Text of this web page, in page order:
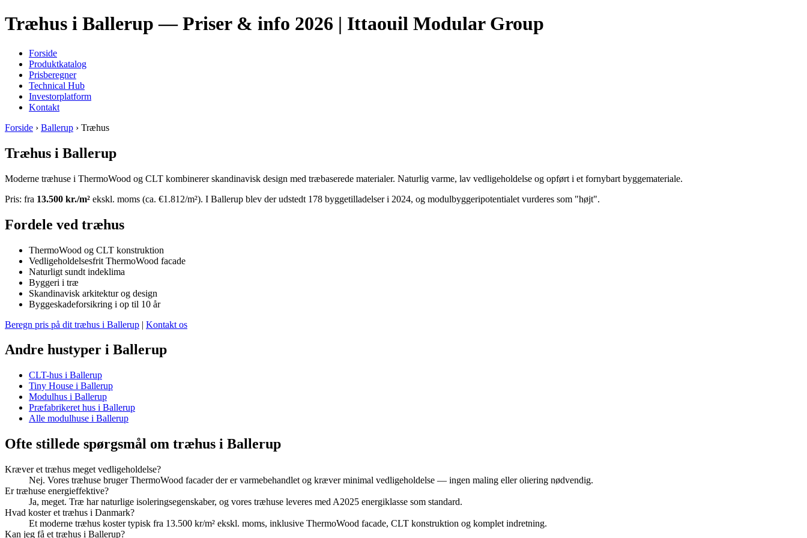
Træhus i Ballerup — Priser & info 2026 | Ittaouil Modular Group
Forside
Produktkatalog
Prisberegner
Technical Hub
Investorplatform
Kontakt
Forside › Ballerup › Træhus
Træhus i Ballerup
Moderne træhuse i ThermoWood og CLT kombinerer skandinavisk design med træbaserede materialer. Naturlig varme, lav vedligeholdelse og opført i et fornybart byggemateriale.
Pris: fra 13.500 kr./m² ekskl. moms (ca. €1.812/m²). I Ballerup blev der udstedt 178 byggetilladelser i 2024, og modulbyggeripotentialet vurderes som "højt".
Fordele ved træhus
ThermoWood og CLT konstruktion
Vedligeholdelsesfrit ThermoWood facade
Naturligt sundt indeklima
Byggeri i træ
Skandinavisk arkitektur og design
Byggeskadeforsikring i op til 10 år
Beregn pris på dit træhus i Ballerup | Kontakt os
Andre hustyper i Ballerup
CLT-hus i Ballerup
Tiny House i Ballerup
Modulhus i Ballerup
Præfabrikeret hus i Ballerup
Alle modulhuse i Ballerup
Ofte stillede spørgsmål om træhus i Ballerup
Kræver et træhus meget vedligeholdelse?
Nej. Vores træhuse bruger ThermoWood facader der er varmebehandlet og kræver minimal vedligeholdelse — ingen maling eller oliering nødvendig.
Er træhuse energieffektive?
Ja, meget. Træ har naturlige isoleringsegenskaber, og vores træhuse leveres med A2025 energiklasse som standard.
Hvad koster et træhus i Danmark?
Et moderne træhus koster typisk fra 13.500 kr/m² ekskl. moms, inklusive ThermoWood facade, CLT konstruktion og komplet indretning.
Kan jeg få et træhus i Ballerup?